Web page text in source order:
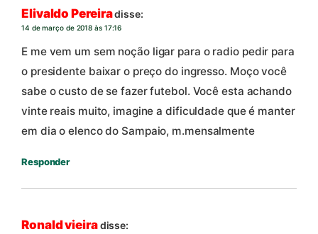
Elivaldo Pereiradisse:
14 de março de 2018 às 17:16
E me vem um sem noção ligar para o radio pedir para
o presidente baixar o preço do ingresso. Moço você
sabe o custo de se fazer futebol. Você esta achando
vinte reais muito, imagine a dificuldade que é manter
em dia o elenco do Sampaio, m.mensalmente
Responder
Ronald vieiradisse: